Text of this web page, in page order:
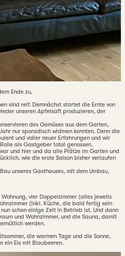
Ende zu,
sind reif. Demnächst startet die Ernte von
unseren Apfelsaft produzieren, der
des Gemüses aus dem Garten,
nur sporadisch widmen konnten. Denn die
und voller neuer Erfahrungen und wir
als Gastgeber total genossen.
und hier und da alle Plätze im Garten und
wie die erste Saison bisher verlaufen
unseres Gasthauses, mit dem Umbau,
vier Doppelzimmer (alles jeweils
(inkl. Küche, die bald fertig sein
schon einige Zeit in Betrieb ist. Und dann
und Wohnzimmer, und die Sauna, damit
werden.
die warmen Tage und die Sonne,
ein Eis mit Blaubeeren.